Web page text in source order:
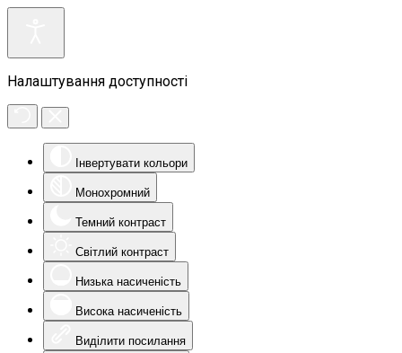
Налаштування доступності
Інвертувати кольори
Монохромний
Темний контраст
Світлий контраст
Низька насиченість
Висока насиченість
Виділити посилання